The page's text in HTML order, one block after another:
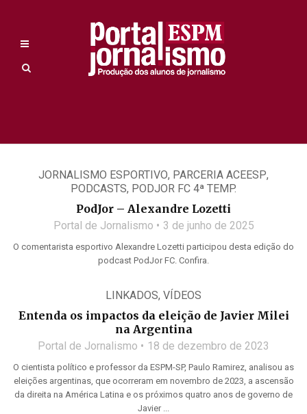
JORNALISMO ESPORTIVO, PARCERIA ACEESP,
PODCASTS, PODJOR FC 4ª TEMP.
PodJor – Alexandre Lozetti
Portal de Jornalismo 3 de junho de 2025
O comentarista esportivo Alexandre Lozetti participou desta edição do
podcast PodJor FC. Confira.
LINKADOS, VÍDEOS
Entenda os impactos da eleição de Javier Milei
na Argentina
Portal de Jornalismo 18 de dezembro de 2023
O cientista político e professor da ESPM-SP, Paulo Ramirez, analisou as
eleições argentinas, que ocorreram em novembro de 2023, a ascensão
da direita na América Latina e os próximos quatro anos de governo de
Javier ...